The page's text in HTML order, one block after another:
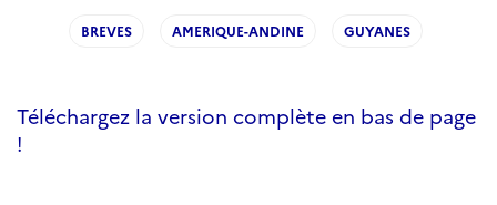
BREVES AMERIQUE-ANDINE GUYANES
Téléchargez la version complète en bas de page
!